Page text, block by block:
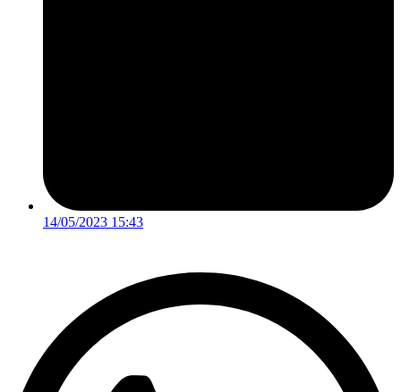
14/05/2023 15:43